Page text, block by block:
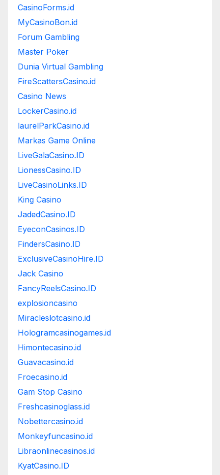
CasinoForms.id
MyCasinoBon.id
Forum Gambling
Master Poker
Dunia Virtual Gambling
FireScattersCasino.id
Casino News
LockerCasino.id
laurelParkCasino.id
Markas Game Online
LiveGalaCasino.ID
LionessCasino.ID
LiveCasinoLinks.ID
King Casino
JadedCasino.ID
EyeconCasinos.ID
FindersCasino.ID
ExclusiveCasinoHire.ID
Jack Casino
FancyReelsCasino.ID
explosioncasino
Miracleslotcasino.id
Hologramcasinogames.id
Himontecasino.id
Guavacasino.id
Froecasino.id
Gam Stop Casino
Freshcasinoglass.id
Nobettercasino.id
Monkeyfuncasino.id
Libraonlinecasinos.id
KyatCasino.ID